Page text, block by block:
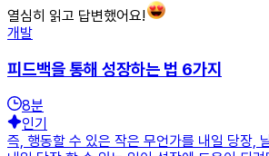
열심히 읽고 답변했어요!
개발
피드백을 통해 성장하는 법 6가지
8분
인기
즉, 행동할 수 있은 작은 무언가를 내일 당장,